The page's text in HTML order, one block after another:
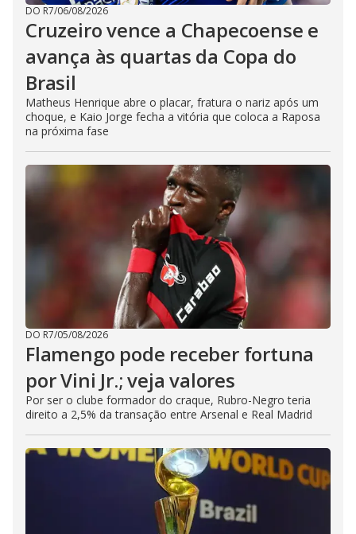
DO R7/06/08/2026
Cruzeiro vence a Chapecoense e
avança às quartas da Copa do
Brasil
Matheus Henrique abre o placar, fratura o nariz após um
choque, e Kaio Jorge fecha a vitória que coloca a Raposa
na próxima fase
DO R7/05/08/2026
Flamengo pode receber fortuna
por Vini Jr.; veja valores
Por ser o clube formador do craque, Rubro-Negro teria
direito a 2,5% da transação entre Arsenal e Real Madrid